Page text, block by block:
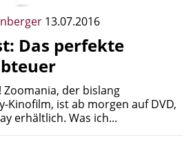
13.07.2016
Das perfekte
Zoomania, der bislang
Kinofilm, ist ab morgen auf DVD,
erhältlich. Was ich...